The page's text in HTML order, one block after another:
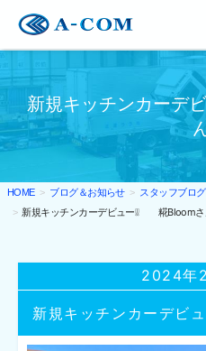
新規キッチンカーデ
HOME ブログ＆お知らせ
スタッフブログ
新規キッチンカーデビュー❕❕ 糀Bloom
新規キッチンカーデビ
2024年